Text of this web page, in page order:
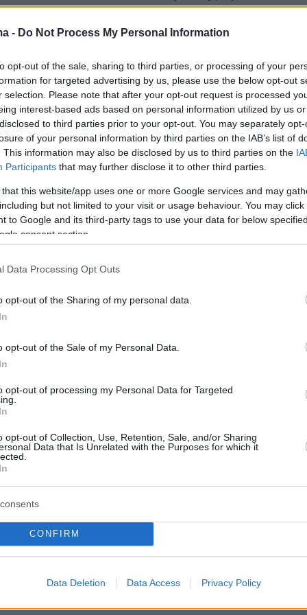
- Do Not Process My Personal Information
opt-out of the sale, sharing to third parties, or processing of your
for targeted advertising by us, please use the below opt-out
selection. Please note that after your opt-out request is processed
interest-based ads based on personal information utilized by us
to third parties prior to your opt-out. You may separately
of your personal information by third parties on the IAB’s list of
This information may also be disclosed by us to third parties on the
Participants that may further disclose it to other third parties.
that this website/app uses one or more Google services and may
but not limited to your visit or usage behaviour. You may
to Google and its third-party tags to use your data for below
consent section.
Data Processing Opt Outs
opt-out of the Sharing of my personal data.
opt-out of the Sale of my Personal Data.
opt-out of processing my Personal Data for Targeted
opt-out of Collection, Use, Retention, Sale, and/or Sharing
Data that Is Unrelated with the Purposes for which it
CONFIRM
Data Deletion Data Access Privacy Policy
ίδιο «φυσικά θα υπάρξει αντιπαραθετική
στον Κασσελάκη» ενώ στο ερώτημα αν η
είναι το πρόσωπο που μπορεί να παίξει
απάντησε «κατά τη γνώμη μου ναι αλλά
θα πουν πρώτα οι ίδιοι μέσα στο συνέδριο,
εγώ».
v-czc801qojps1)
τόνισε, επίσης, οτι «δεν δέχομαι
ΣΥΡΙΖΑ βρείτε μου αντίπαλο
υπάρχουν αντίπαλοι αλλά σύντροφοι. Αυτή
αυταρχική αντιμετώπιση των πραγμάτων.
εχθρούς. Ο ΣΥΡΙΖΑ πρέπει να απασχολεί
την έννοια των πολιτικών τοποθετήσεων»
θέση σε περίπτωση επανεκλογής
Στο κόμμα μένουμε και πολεμάμε. Το
κόμμα είναι αυτό; Είναι ένα κόμμα που
μιλάει πολιτικά για τα προβλήματα ή είναι
τηλεοπτικές και ψυχαγωγικές στήλες»